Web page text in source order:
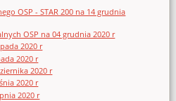
OSP - STAR 200 na 14 grudnia
OSP na 04 grudnia 2020 r
2020 r
2020 r
2020 r
2020 r
2020 r